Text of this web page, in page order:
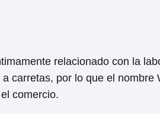
relacionado con la
carretas, por lo que el nombre
comercio.